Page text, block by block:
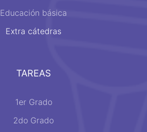
Educación básica
Extra cátedras
TAREAS
1er Grado
2do Grado